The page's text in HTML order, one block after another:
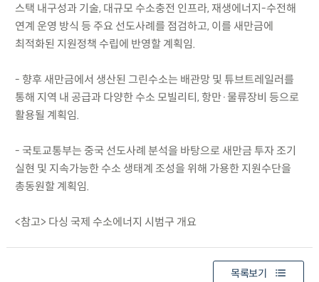
스택 내구성과 기술, 대규모 수소충전 인프라, 재생에너지-수전해
연계 운영 방식 등 주요 선도사례를 점검하고, 이를 새만금에
최적화된 지원정책 수립에 반영할 계획임.
- 향후 새만금에서 생산된 그린수소는 배관망 및 튜브트레일러를
통해 지역 내 공급과 다양한 수소 모빌리티, 항만·물류장비 등으로
활용될 계획임.
- 국토교통부는 중국 선도사례 분석을 바탕으로 새만금 투자 조기
실현 및 지속가능한 수소 생태계 조성을 위해 가용한 지원수단을
총동원할 계획임.
<참고> 다싱 국제 수소에너지 시범구 개요
목록보기